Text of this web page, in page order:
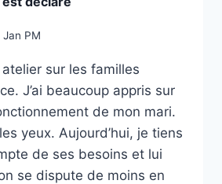
Jan PM
sur les familles
J’ai beaucoup appris sur
de mon mari.
yeux. Aujourd’hui, je tiens
de ses besoins et lui
se dispute de moins en